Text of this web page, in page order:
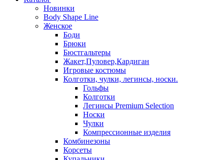
Новинки
Body Shape Line
Женское
Боди
Брюки
Бюстгальтеры
Жакет,Пуловер,Кардиган
Игровые костюмы
Колготки, чулки, легинсы, носки.
Гольфы
Колготки
Легинсы Premium Selection
Носки
Чулки
Компрессионные изделия
Комбинезоны
Корсеты